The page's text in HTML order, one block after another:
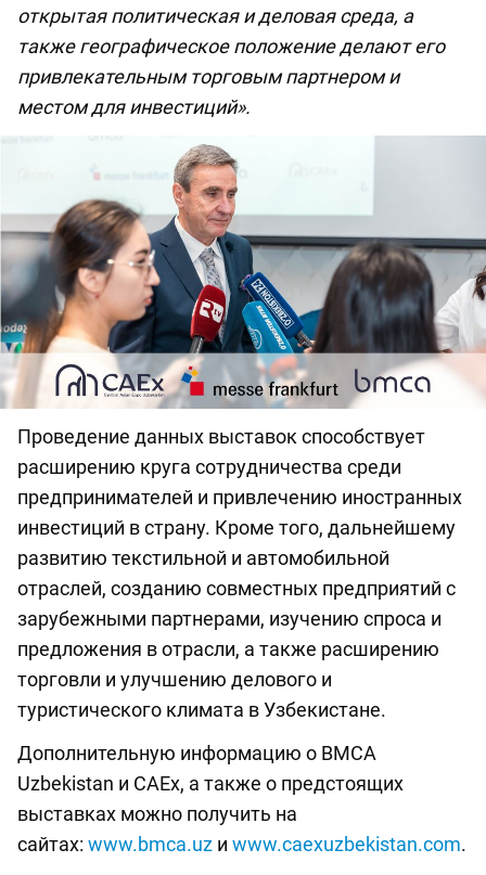
открытая политическая и деловая среда, а
также географическое положение делают его
привлекательным торговым партнером и
местом для инвестиций».
Проведение данных выставок способствует
расширению круга сотрудничества среди
предпринимателей и привлечению иностранных
инвестиций в страну. Кроме того, дальнейшему
развитию текстильной и автомобильной
отраслей, созданию совместных предприятий с
зарубежными партнерами, изучению спроса и
предложения в отрасли, а также расширению
торговли и улучшению делового и
туристического климата в Узбекистане.
Дополнительную информацию о BMCA
Uzbekistan и CAEx, а также о предстоящих
выставках можно получить на
сайтах: www.bmca.uz и www.caexuzbekistan.com.